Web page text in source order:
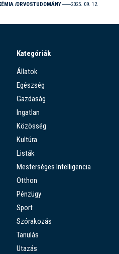
ORVOSTUDOMÁNY 2025. 09. 12.
Kategóriák
Állatok
Egészség
Gazdaság
Ingatlan
Közösség
Kultúra
Listák
Mesterséges Intelligencia
Otthon
Pénzügy
Sport
Szórakozás
Tanulás
Utazás